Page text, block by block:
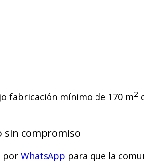
fabricación mínimo de 170 m2
sin compromiso
por WhatsApp para que la